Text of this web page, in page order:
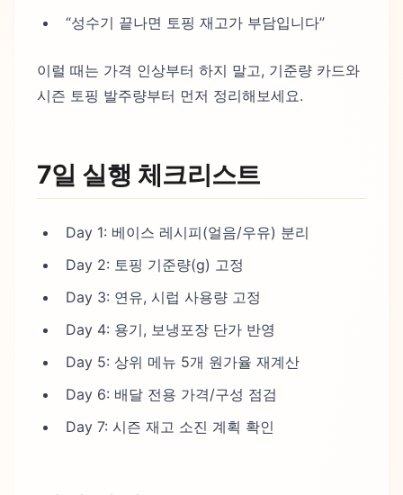
“성수기 끝나면 토핑 재고가 부담입니다”
이럴 때는 가격 인상부터 하지 말고, 기준량 카드와
시즌 토핑 발주량부터 먼저 정리해보세요.
7일 실행 체크리스트
Day 1: 베이스 레시피(얼음/우유) 분리
Day 2: 토핑 기준량(g) 고정
Day 3: 연유, 시럽 사용량 고정
Day 4: 용기, 보냉포장 단가 반영
Day 5: 상위 메뉴 5개 원가율 재계산
Day 6: 배달 전용 가격/구성 점검
Day 7: 시즌 재고 소진 계획 확인